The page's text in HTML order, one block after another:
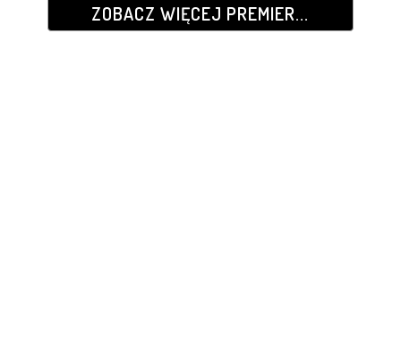
ZOBACZ WIĘCEJ PREMIER...